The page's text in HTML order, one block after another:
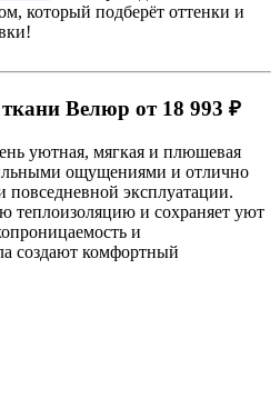
который подберёт оттенки и
Велюр от 18 993 ₽
уютная, мягкая и плюшевая
ощущениями и отлично
повседневной эксплуатации.
теплоизоляцию и сохраняет уют
и
создают комфортный